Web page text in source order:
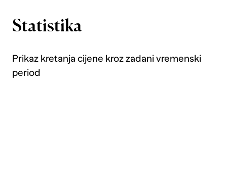
Statistika
Prikaz kretanja cijene kroz zadani vremenski
period